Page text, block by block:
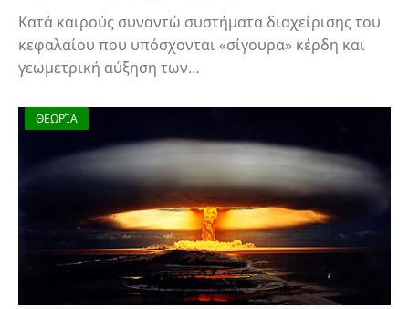
Κατά καιρούς συναντώ συστήματα διαχείρισης του
κεφαλαίου που υπόσχονται «σίγουρα» κέρδη και
γεωμετρική αύξηση των…
ΘΕΩΡΊΑ